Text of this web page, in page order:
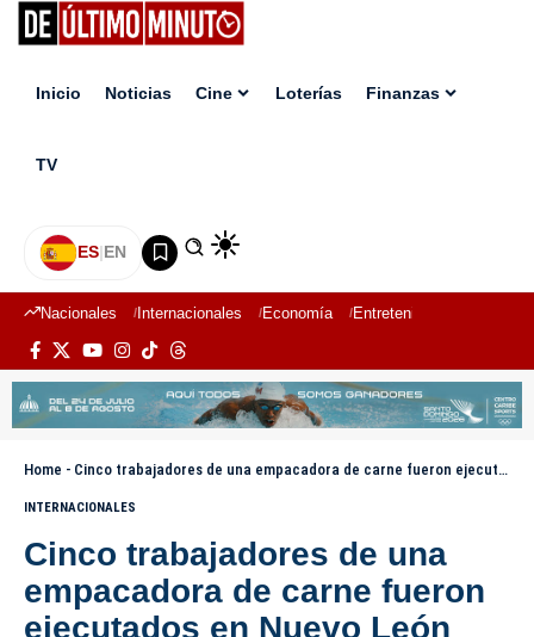
Inicio Noticias Cine Loterías Finanzas
TV
ES|EN
Nacionales Internacionales Economía Entretenimiento
Home - Cinco trabajadores de una empacadora de carne fueron ejecutados en Nuevo León
INTERNACIONALES
Cinco trabajadores de una
empacadora de carne fueron
ejecutados en Nuevo León